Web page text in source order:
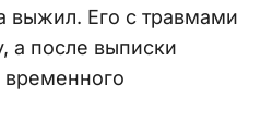
выжил. Его с травмами
а после выписки
временного